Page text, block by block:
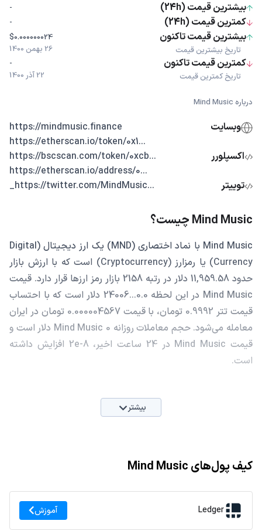
بیشترین قیمت (24h) -
کمترین قیمت (24h) -
بیشترین قیمت تاکنون
تاریخ بیشترین قیمت
$0.000000024
26 بهمن 1400
کمترین قیمت تاکنون
تاریخ کمترین قیمت
-
22 آذر 1400
درباره Mind Music
وبسایت https://mindmusic.finance
اکسپلورر
...https://etherscan.io/token/0x1
...https://bscscan.com/token/0xcb
...https://etherscan.io/address/0
توییتر
...https://twitter.com/MindMusic_
Mind Music چیست؟
Mind Music با نماد اختصاری (MND) یک ارز دیجیتال (Digital
Currency) یا رمزارز (Cryptocurrency) است که با ارزش بازار
حدود 11,959.58 دلار در رتبه 2158 بازار رمز ارزها قرار دارد. قیمت
Mind Music در این لحظه 0.0...24006 دلار است که با احتساب
قیمت تتر 0.9992 تومان، با قیمت 0.000004567 تومان در ایران
معامله می‌شود. حجم معاملات روزانه Mind Music 0 دلار است و
قیمت Mind Music در 24 ساعت اخیر، 2e-8 افزایش داشته
است.
بیشتر
کیف پول‌های Mind Music
Ledger آموزش